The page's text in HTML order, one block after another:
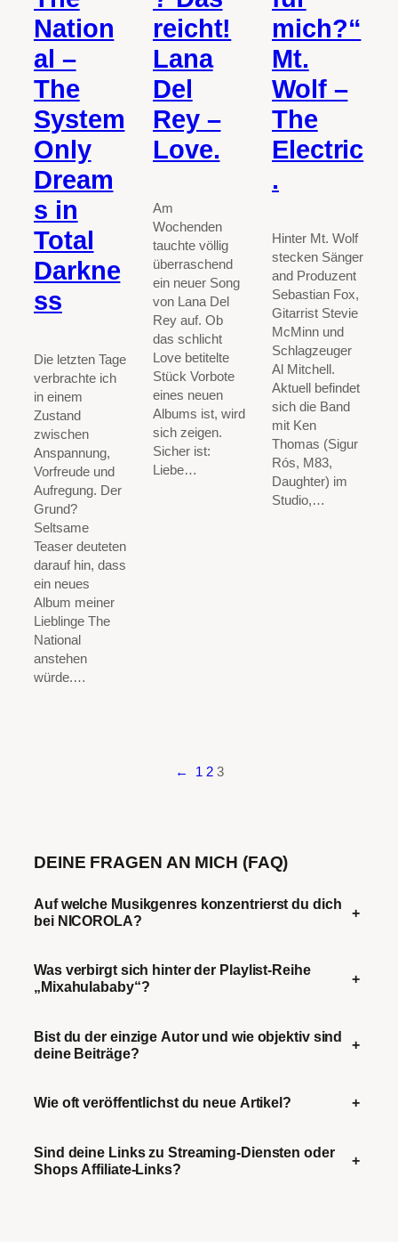
Nation
al –
The
System
Only
Dream
s in
Total
Darkne
ss
Die letzten Tage
verbrachte ich
in einem
Zustand
zwischen
Anspannung,
Vorfreude und
Aufregung. Der
Grund?
Seltsame
Teaser deuteten
darauf hin, dass
ein neues
Album meiner
Lieblinge The
National
anstehen
würde.…
reicht!
Lana
Del
Rey –
Love.
Am
Wochenden
tauchte völlig
überraschend
ein neuer Song
von Lana Del
Rey auf. Ob
das schlicht
Love betitelte
Stück Vorbote
eines neuen
Albums ist, wird
sich zeigen.
Sicher ist:
Liebe…
mich?“
Mt.
Wolf –
The
Electric
.
Hinter Mt. Wolf
stecken Sänger
and Produzent
Sebastian Fox,
Gitarrist Stevie
McMinn und
Schlagzeuger
Al Mitchell.
Aktuell befindet
sich die Band
mit Ken
Thomas (Sigur
Rós, M83,
Daughter) im
Studio,…
← 1 2 3
DEINE FRAGEN AN MICH (FAQ)
Auf welche Musikgenres konzentrierst du dich
bei NICOROLA?
+
Was verbirgt sich hinter der Playlist-Reihe
„Mixahulababy“?
+
Bist du der einzige Autor und wie objektiv sind
deine Beiträge?
+
Wie oft veröffentlichst du neue Artikel? +
Sind deine Links zu Streaming-Diensten oder
Shops Affiliate-Links?
+